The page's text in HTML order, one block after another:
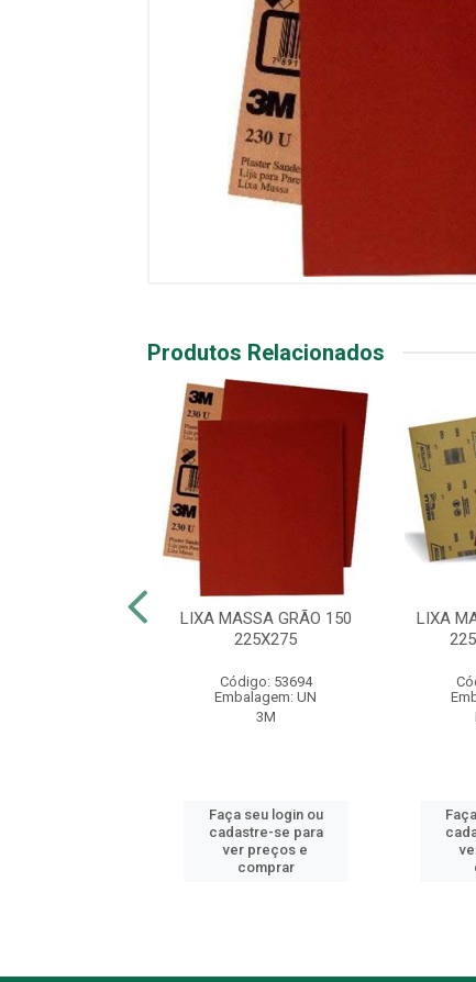
Produtos Relacionados
LIXA MASSA GRÃO 150
225X275
Código: 53694
Embalagem: UN
3M
Faça seu login ou
cadastre-se para
ver preços e
comprar
LIXA